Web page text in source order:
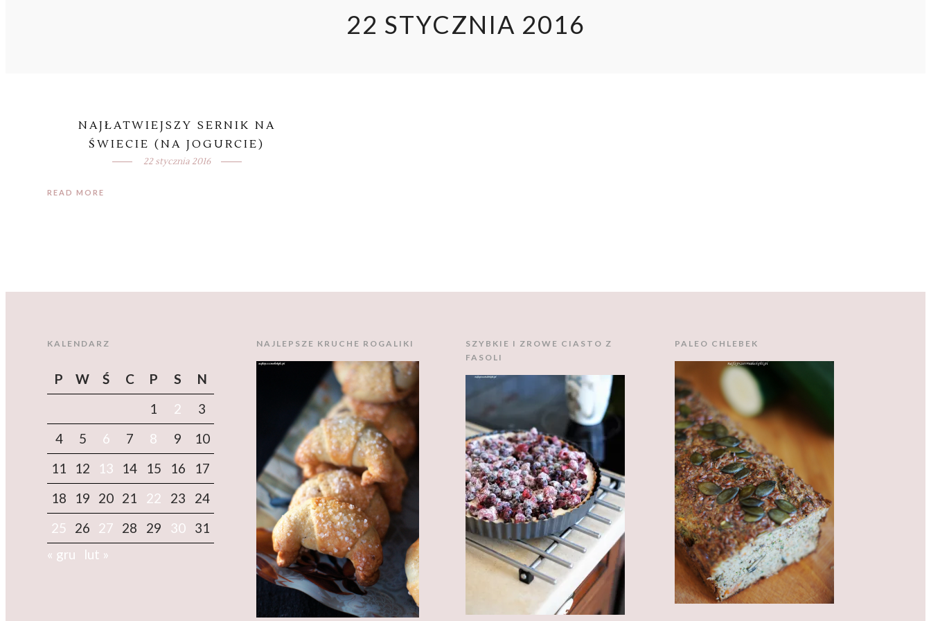
22 STYCZNIA 2016
NAJŁATWIEJSZY SERNIK NA
ŚWIECIE (NA JOGURCIE)
22 stycznia 2016
READ MORE
KALENDARZ
P W Ś C P S
N
1
2
3
4
5 6 7 8 9
10
11
12 13 14 15 16
17
18
19 20 21 22 23
24
25
26 27 28 29 30
31
« gru
lut »
NAJLEPSZE KRUCHE ROGALIKI
SZYBKIE I ZROWE CIASTO Z
FASOLI
PALEO CHLEBEK